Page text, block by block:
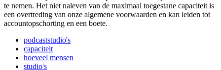
te nemen. Het niet naleven van de maximaal toegestane capaciteit is
een overtreding van onze algemene voorwaarden en kan leiden tot
accountopschorting en een boete.
podcaststudio's
capaciteit
hoeveel mensen
studio's